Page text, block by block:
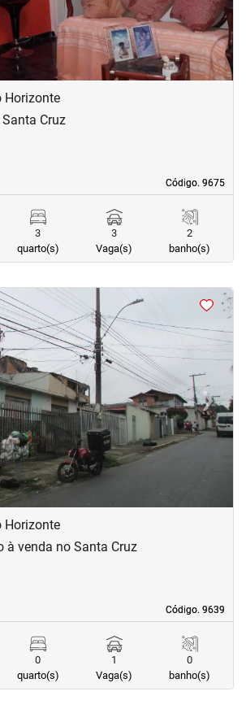
Horizonte
Código. 9675
Código. 9675
Cruz
3
quarto(s)
3
Vaga(s)
2
banho(s)
›Next
Horizonte
Código. 9639
Código. 9639
à venda no Santa Cruz
0
quarto(s)
1
Vaga(s)
0
banho(s)